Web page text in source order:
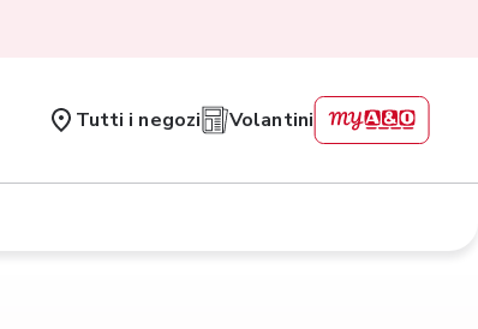
Tutti i negozi Volantini